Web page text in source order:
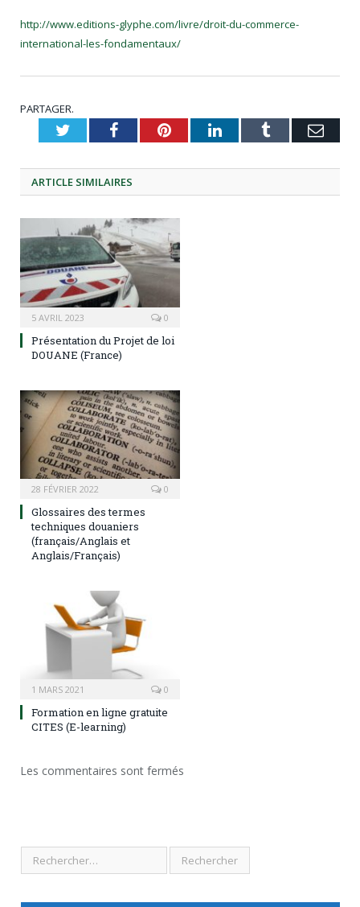
http://www.editions-glyphe.com/livre/droit-du-commerce-
international-les-fondamentaux/
PARTAGER.
TwitterFacebookPinterestLinkedInTumblr
ARTICLE SIMILAIRES
5 AVRIL 2023 0
Présentation du Projet de loi
DOUANE (France)
28 FÉVRIER 2022 0
Glossaires des termes
techniques douaniers
(français/Anglais et
Anglais/Français)
1 MARS 2021 0
Formation en ligne gratuite
CITES (E-learning)
Les commentaires sont fermés